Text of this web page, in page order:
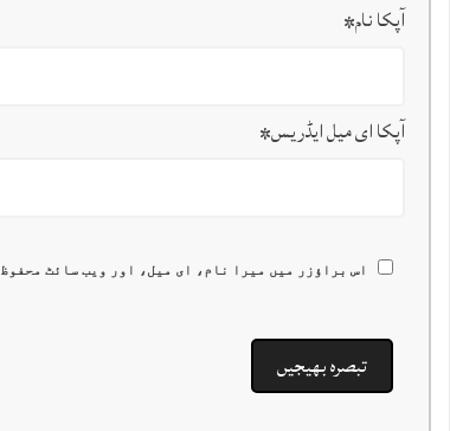
آپکا نام*
آپکا ای میل ایڈریس*
اس براؤزر میں میرا نام، ای میل، اور ویب سائٹ